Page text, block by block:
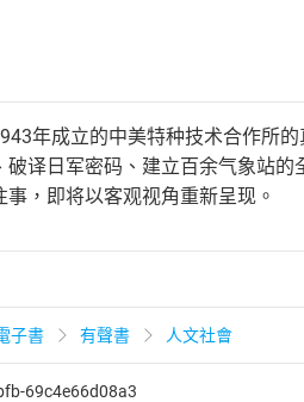
年成立的中美特种技术合作所
译日军密码、建立百余气象站
，即将以客观视角重新呈现。
子書 有聲書 人文社會
69c4e66d08a3